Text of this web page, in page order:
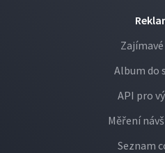
Album do
API pro
Měření
Seznam